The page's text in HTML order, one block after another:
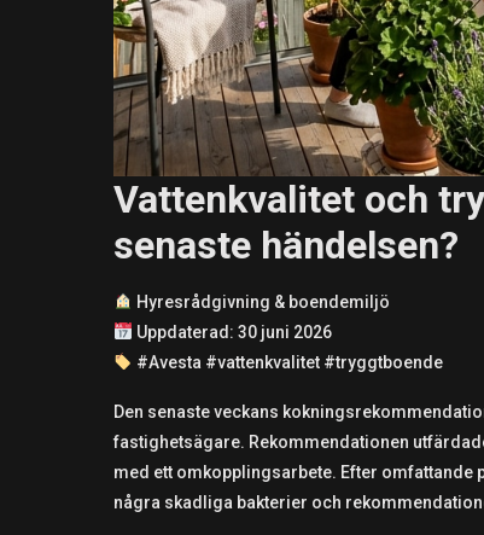
Vattenkvalitet och
senaste händelsen?
Hyresrådgivning & boendemiljö
Uppdaterad: 30 juni 2026
#Avesta #vattenkvalitet #tryggtboende
Den senaste veckans
fastighetsägare. Rekommendationen
med ett omkopplingsarbete. Efter omfattande
några skadliga bakterier och